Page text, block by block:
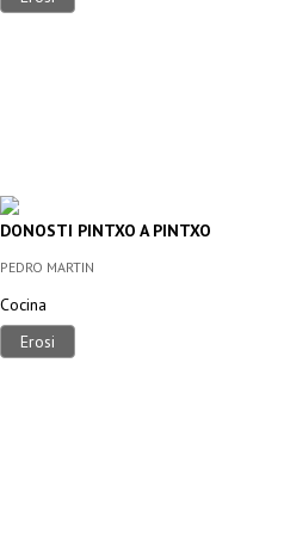
DONOSTI PINTXO A PINTXO
PEDRO MARTIN
Cocina
Erosi